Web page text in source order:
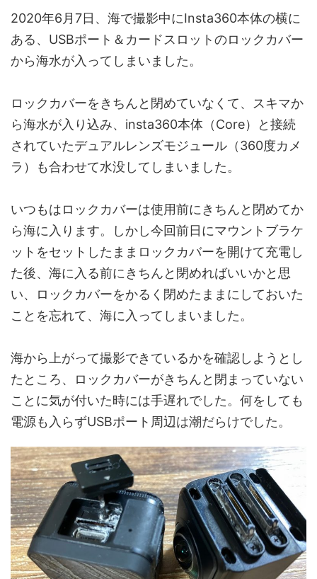
2020年6月7日、海で撮影中にInsta360本体の横に
ある、USBポート＆カードスロットのロックカバー
から海水が入ってしまいました。
ロックカバーをきちんと閉めていなくて、スキマか
ら海水が入り込み、insta360本体（Core）と接続
されていたデュアルレンズモジュール（360度カメ
ラ）も合わせて水没してしまいました。
いつもはロックカバーは使用前にきちんと閉めてか
ら海に入ります。しかし今回前日にマウントブラケ
ットをセットしたままロックカバーを開けて充電し
た後、海に入る前にきちんと閉めればいいかと思
い、ロックカバーをかるく閉めたままにしておいた
ことを忘れて、海に入ってしまいました。
海から上がって撮影できているかを確認しようとし
たところ、ロックカバーがきちんと閉まっていない
ことに気が付いた時には手遅れでした。何をしても
電源も入らずUSBポート周辺は潮だらけでした。